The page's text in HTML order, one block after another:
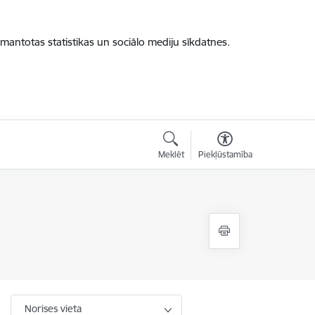
statistikas un sociālo mediju sīkdatnes.
Meklēt Piekļūstamība
Norises vieta